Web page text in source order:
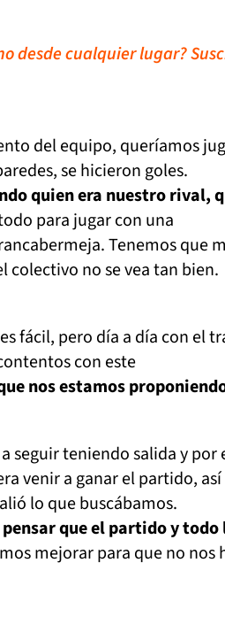
desde cualquier lugar?
del equipo, queríamos
se hicieron goles.
quien era nuestro rival,
para jugar con una
Tenemos que
colectivo no se vea tan bien.
fácil, pero día a día con el
con este
nos estamos
seguir teniendo salida y por
venir a ganar el partido,
lo que buscábamos.
que el partido y todo
mejorar para que no nos